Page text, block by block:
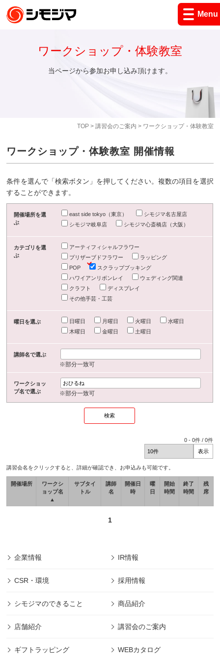
Menu
TOP> 講習会のご案内 > ワークショップ・体験教室
ワークショップ・体験教室
当ページから参加お申し込み頂けます。
ワークショップ・体験教室 開催情報
条件を選んで「検索ボタン」を押してください。複数の項目を選択
することができます。
開催場所を選
ぶ
east side tokyo（東京）
シモジマ名古屋店
シモジマ岐阜店
シモジマ心斎橋店（大阪）
カテゴリを選
ぶ
アーティフィシャルフラワー
プリザーブドフラワー
ラッピング
POP
スクラップブッキング
ハワイアンリボンレイ
ウェディング関連
クラフト
ディスプレイ
その他手芸・工芸
曜日を選ぶ 日曜日 月曜日 火曜日
水曜日
木曜日
金曜日 土曜日
講師名で選ぶ
※部分一致可
ワークショッ
プ名で選ぶ
※部分一致可
0 -0件 /0件
講習会名をクリックすると、詳細が確認でき、お申込みも可能です。
開催場所
ワークシ
ョップ名
▲
サブタイ
トル
講師
名
開催日
時
曜
日
開始
時間
終了
時間
残
席
1
企業情報 IR情報
CSR・環境 採用情報
シモジマのできること 商品紹介
店舗紹介 講習会のご案内
ギフトラッピング WEBカタログ